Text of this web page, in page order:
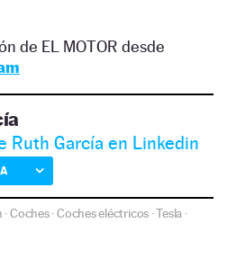
de EL MOTOR desde
Ruth García en Linkedin
·Coches·Coches eléctricos ·Tesla ·